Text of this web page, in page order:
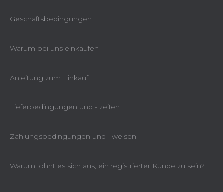
Geschäftsbedingungen
Warum bei uns einkaufen
Anleitung zum Einkauf
Lieferbedingungen und - zeiten
Zahlungsbedingungen und - weisen
Warum lohnt es sich aus, ein registrierter Kunde zu sein?